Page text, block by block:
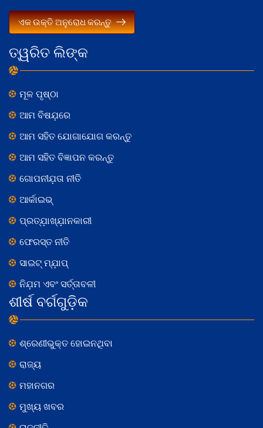
ତ୍ୱରିତ ଲିଙ୍କ
ମୂଳ ପୃଷ୍ଠା
ଆମ ବିଷଯ଼ରେ
ଆମ ସହିତ ଯୋଗାଯୋଗ କରନ୍ତୁ
ଆମ ସହିତ ବିଜ୍ଞାପନ କରନ୍ତୁ
ଗୋପନୀଯ଼ତା ନୀତି
ଆର୍କାଇଭ୍
ପ୍ରତ୍ଯ଼ାଖ୍ଯ଼ାନକାରୀ
ଫେରସ୍ତ ନୀତି
ସାଇଟ୍ ମ୍ଯ଼ାପ୍
ନିଯ଼ମ ଏବଂ ସର୍ତ୍ତାବଳୀ
ଶୀର୍ଷ ବର୍ଗଗୁଡ଼ିକ
ଶ୍ରେଣୀଭୁକ୍ତ ହୋଇନଥିବା
ରାଜ୍ୟ
ମହାନଗର
ମୁଖ୍ୟ ଖବର
ଏକ ଉକ୍ତି ଅନୁରୋଧ କରନ୍ତୁ